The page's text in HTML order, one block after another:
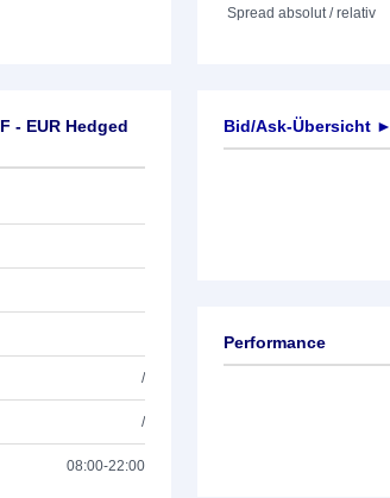
Spread absolut / relativ
- EUR Hedged
/
/
08:00-22:00
Bid/Ask-Übersicht ►
Performance